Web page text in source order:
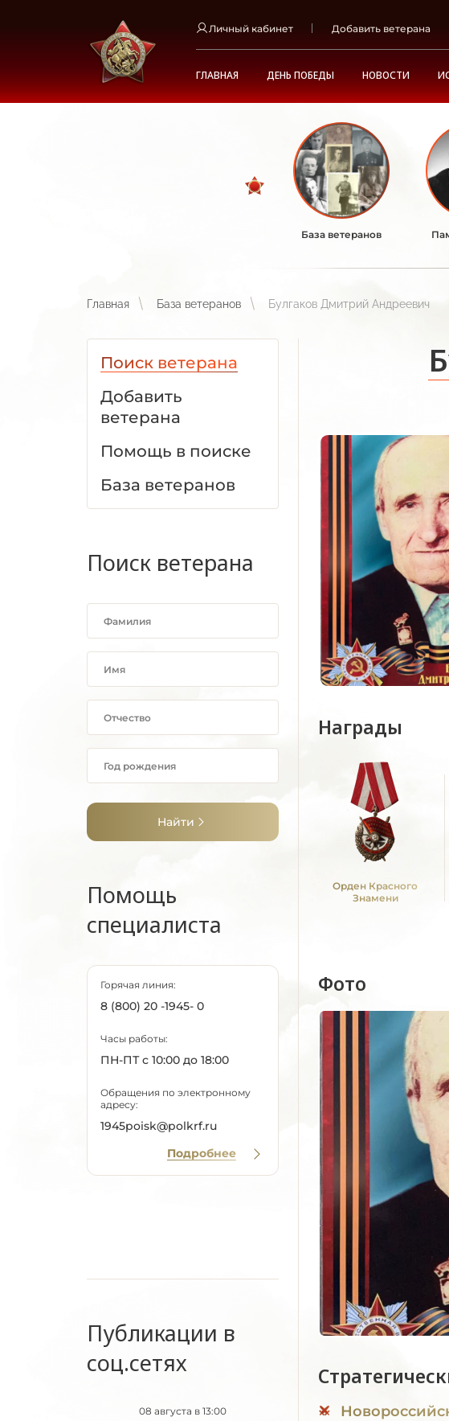
Личный кабинет Добавить ветерана
ГЛАВНАЯ ДЕНЬ ПОБЕДЫ НОВОСТИ
База ветеранов
Главная База ветеранов Булгаков Дмитрий Андреевич
Поиск ветерана
Добавить
ветерана
Помощь в поиске
База ветеранов
Поиск ветерана
Найти
Помощь
специалиста
Горячая линия:
8 (800) 20 -1945- 0
Часы работы:
ПН-ПТ с 10:00 до 18:00
Обращения по электронному
адресу:
1945poisk@polkrf.ru
Подробнее
Публикации в
соц.сетях
08 августа в 13:00
Награды
Орден Красного
Знамени
Фото